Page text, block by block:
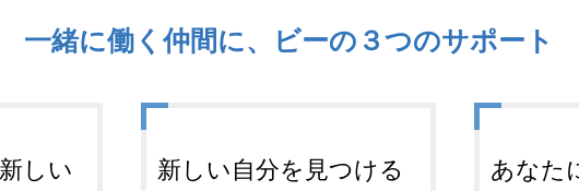
一緒に働く仲間に、ビーの３つのサポート
しい
新しい自分を見つける
あなた